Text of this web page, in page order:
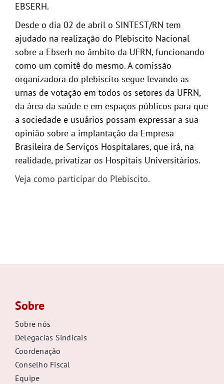
EBSERH.
Desde o dia 02 de abril o SINTEST/RN tem
ajudado na realização do Plebiscito Nacional
sobre a Ebserh no âmbito da UFRN, funcionando
como um comitê do mesmo. A comissão
organizadora do plebiscito segue levando as
urnas de votação em todos os setores da UFRN,
da área da saúde e em espaços públicos para que
a sociedade e usuários possam expressar a sua
opinião sobre a implantação da Empresa
Brasileira de Serviços Hospitalares, que irá, na
realidade, privatizar os Hospitais Universitários.
Veja como participar do Plebiscito.
Sobre
Sobre nós
Delegacias Sindicais
Coordenação
Conselho Fiscal
Equipe